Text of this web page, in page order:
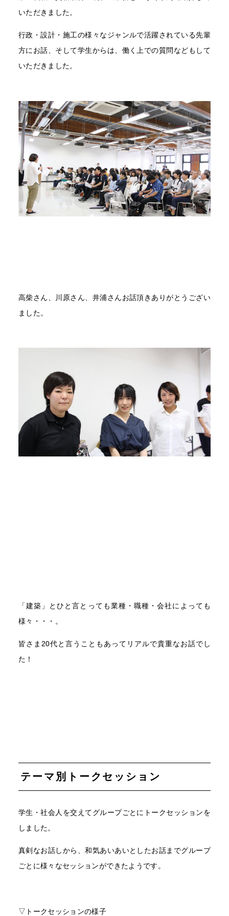
いただきました。
行政・設計・施工の様々なジャンルで活躍されている先輩
方にお話、そして学生からは、働く上での質問などもして
いただきました。
高柴さん、川原さん、井浦さんお話頂きありがとうござい
ました。
「建築」とひと言とっても業種・職種・会社によっても
様々・・・。
皆さま20代と言うこともあってリアルで貴重なお話でし
た！
テーマ別トークセッション
学生・社会人を交えてグループごとにトークセッションを
しました。
真剣なお話しから、和気あいあいとしたお話までグループ
ごとに様々なセッションができたようです。
▽トークセッションの様子